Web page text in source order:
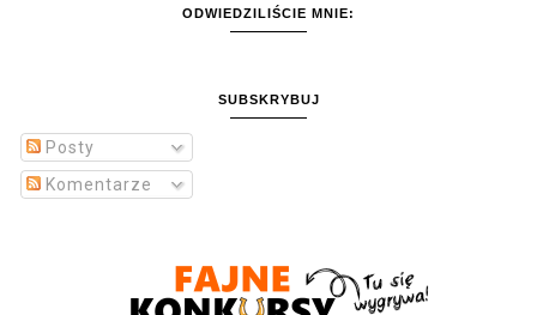
ODWIEDZILIŚCIE MNIE:
SUBSKRYBUJ
Posty
Komentarze